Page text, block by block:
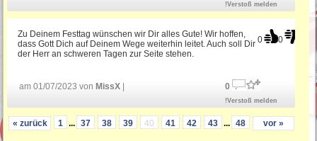
!Verstoß melden
0 0
Zu Deinem Festtag wünschen wir Dir alles Gute! Wir hoffen,
dass Gott Dich auf Deinem Wege weiterhin leitet. Auch soll Dir
der Herr an schweren Tagen zur Seite stehen.
am 01/07/2023 von MissX 0
!Verstoß melden
« zurück 1 ... 37 38 39 40 41 42 43 ... 48 vor »